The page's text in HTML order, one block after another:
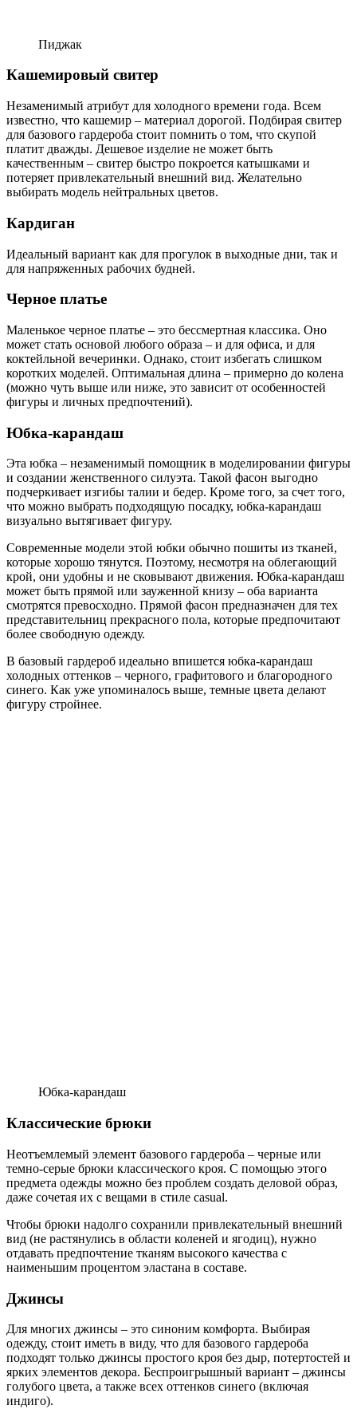
Пиджак
Кашемировый свитер
Незаменимый атрибут для холодного времени года. Всем
известно, что кашемир – материал дорогой. Подбирая свитер
для базового гардероба стоит помнить о том, что скупой
платит дважды. Дешевое изделие не может быть
качественным – свитер быстро покроется катышками и
потеряет привлекательный внешний вид. Желательно
выбирать модель нейтральных цветов.
Кардиган
Идеальный вариант как для прогулок в выходные дни, так и
для напряженных рабочих будней.
Черное платье
Маленькое черное платье – это бессмертная классика. Оно
может стать основой любого образа – и для офиса, и для
коктейльной вечеринки. Однако, стоит избегать слишком
коротких моделей. Оптимальная длина – примерно до колена
(можно чуть выше или ниже, это зависит от особенностей
фигуры и личных предпочтений).
Юбка-карандаш
Эта юбка – незаменимый помощник в моделировании фигуры
и создании женственного силуэта. Такой фасон выгодно
подчеркивает изгибы талии и бедер. Кроме того, за счет того,
что можно выбрать подходящую посадку, юбка-карандаш
визуально вытягивает фигуру.
Современные модели этой юбки обычно пошиты из тканей,
которые хорошо тянутся. Поэтому, несмотря на облегающий
крой, они удобны и не сковывают движения. Юбка-карандаш
может быть прямой или зауженной книзу – оба варианта
смотрятся превосходно. Прямой фасон предназначен для тех
представительниц прекрасного пола, которые предпочитают
более свободную одежду.
В базовый гардероб идеально впишется юбка-карандаш
холодных оттенков – черного, графитового и благородного
синего. Как уже упоминалось выше, темные цвета делают
фигуру стройнее.
Юбка-карандаш
Классические брюки
Неотъемлемый элемент базового гардероба – черные или
темно-серые брюки классического кроя. С помощью этого
предмета одежды можно без проблем создать деловой образ,
даже сочетая их с вещами в стиле casual.
Чтобы брюки надолго сохранили привлекательный внешний
вид (не растянулись в области коленей и ягодиц), нужно
отдавать предпочтение тканям высокого качества с
наименьшим процентом эластана в составе.
Джинсы
Для многих джинсы – это синоним комфорта. Выбирая
одежду, стоит иметь в виду, что для базового гардероба
подходят только джинсы простого кроя без дыр, потертостей и
ярких элементов декора. Беспроигрышный вариант – джинсы
голубого цвета, а также всех оттенков синего (включая
индиго).